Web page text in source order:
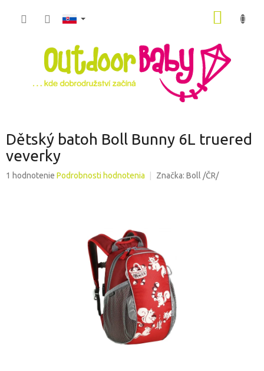
Dětský batoh Boll Bunny 6L truered
veverky
Priemerné
1 hodnotenie Podrobnosti hodnotenia Značka: Boll /ČR/